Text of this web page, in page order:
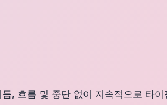
, 흐름 및 중단 없이 지속적으로 타이